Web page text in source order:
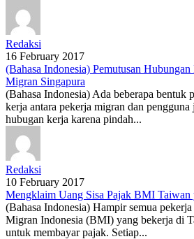
Redaksi
16 February 2017
(Bahasa Indonesia) Pemutusan
Migran Singapura
(Bahasa Indonesia) Ada beberapa bentuk
kerja antara pekerja migran dan pengguna
hubugan kerja karena pindah...
Redaksi
10 February 2017
Mengklaim Uang Sisa Pajak BMI Taiwan
(Bahasa Indonesia) Hampir semua
Migran Indonesia (BMI) yang bekerja di
untuk membayar pajak. Setiap...